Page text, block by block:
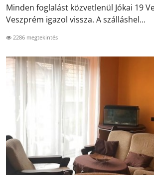
Minden foglalást közvetlenül Jókai 19
Veszprém igazol vissza. A szálláshel...
2286 megtekintés